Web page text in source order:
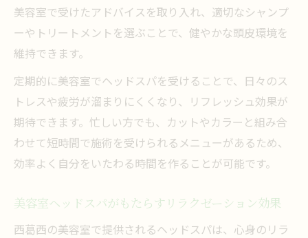
美容室で受けたアドバイスを取り入れ、適切なシャンプ
ーやトリートメントを選ぶことで、健やかな頭皮環境を
維持できます。
定期的に美容室でヘッドスパを受けることで、日々のス
トレスや疲労が溜まりにくくなり、リフレッシュ効果が
期待できます。忙しい方でも、カットやカラーと組み合
わせて短時間で施術を受けられるメニューがあるため、
効率よく自分をいたわる時間を作ることが可能です。
美容室ヘッドスパがもたらすリラクゼーション効果
西葛西の美容室で提供されるヘッドスパは、心身のリラ